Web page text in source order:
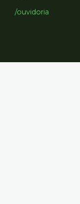
/ouvidoria